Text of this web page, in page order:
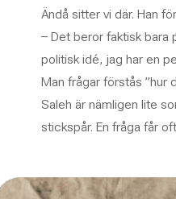
Ändå sitter vi där. Han
– Det beror faktisk bara
politisk idé, jag har en
Man frågar förstås ”hur
Saleh är nämligen lite
stickspår. En fråga får